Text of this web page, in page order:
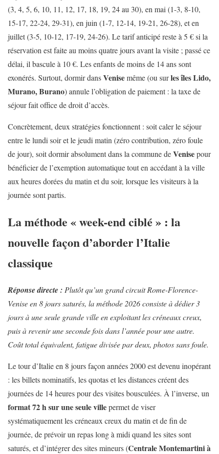
(3, 4, 5, 6, 10, 11, 12, 17, 18, 19, 24 au 30), en mai (1-3, 8-10,
15-17, 22-24, 29-31), en juin (1-7, 12-14, 19-21, 26-28), et en
juillet (3-5, 10-12, 17-19, 24-26). Le tarif anticipé reste à 5 € si la
réservation est faite au moins quatre jours avant la visite ; passé ce
délai, il bascule à 10 €. Les enfants de moins de 14 ans sont
exonérés. Surtout, dormir dansVenisemême (ou surles îles Lido,
Murano, Burano) annule l’obligation de paiement : la taxe de
séjour fait office de droit d’accès.
Concrètement, deux stratégies fonctionnent : soit caler le séjour
entre le lundi soir et le jeudi matin (zéro contribution, zéro foule
de jour), soit dormir absolument dans la commune deVenisepour
bénéficier de l’exemption automatique tout en accédant à la ville
aux heures dorées du matin et du soir, lorsque les visiteurs à la
journée sont partis.
La méthode « week-end ciblé » : la
nouvelle façon d’aborder l’Italie
classique
Réponse directe : Plutôt qu’un grand circuit Rome-Florence-
Venise en 8 jours saturés, la méthode 2026 consiste à dédier 3
jours à une seule grande ville en exploitant les créneaux creux,
puis à revenir une seconde fois dans l’année pour une autre.
Coût total équivalent, fatigue divisée par deux, photos sans foule.
Le tour d’Italie en 8 jours façon années 2000 est devenu inopérant
: les billets nominatifs, les quotas et les distances créent des
journées de 14 heures pour des visites bousculées. À l’inverse, un
format 72 h sur une seule villepermet de viser
systématiquement les créneaux creux du matin et de fin de
journée, de prévoir un repas long à midi quand les sites sont
saturés, et d’intégrer des sites mineurs (Centrale Montemartini à